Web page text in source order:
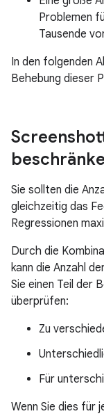
Problemen
Tausende
In den folgenden
Behebung dieser
Sie sollten die
gleichzeitig das
Regressionen
Durch die
kann die Anzahl
Sie einen Teil der
überprüfen:
Zu
Für
Wenn Sie dies für